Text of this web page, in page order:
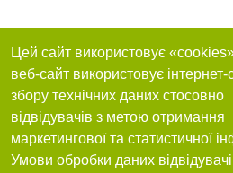
Цей сайт використовує
веб-сайт використовує інтернет-
збору технічних даних стосовно
відвідувачів з метою отримання
маркетингової та статистичної
Умови обробки даних